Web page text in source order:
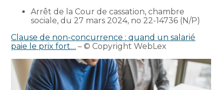
Arrêt de la Cour de cassation, chambre
sociale, du 27 mars 2024, no 22-14736 (N/P)
Clause de non-concurrence : quand un salarié
paie le prix fort… – © Copyright WebLex